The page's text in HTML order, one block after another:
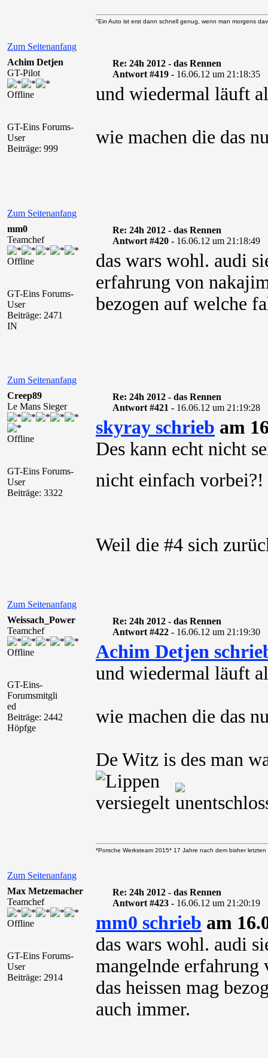
Zum Seitenanfang
"Ein Auto ist erst dann schnell genug, wenn man morgens
Achim Detjen
GT-Pilot
Offline
GT-Eins Forums-
User
Beiträge: 999
Re: 24h 2012 - das Rennen
Antwort #419 - 16.06.12 um 21:18:35
und wiedermal läuft
wie machen die das
Zum Seitenanfang
mm0
Teamchef
Offline
GT-Eins Forums-
User
Beiträge: 2471
IN
Re: 24h 2012 - das Rennen
Antwort #420 - 16.06.12 um 21:18:49
das wars wohl. audi
erfahrung von
bezogen auf welche
Zum Seitenanfang
Creep89
Le Mans Sieger
Offline
GT-Eins Forums-
User
Beiträge: 3322
Re: 24h 2012 - das Rennen
Antwort #421 - 16.06.12 um 21:19:28
skyray schrieb am
Des kann echt nicht
nicht einfach vorbei?!
Weil die #4 sich
Zum Seitenanfang
Weissach_Power
Teamchef
Offline
GT-Eins-
Forumsmitgli
ed
Beiträge: 2442
Höpfge
Re: 24h 2012 - das Rennen
Antwort #422 - 16.06.12 um 21:19:30
Achim Detjen
und wiedermal läuft
wie machen die das
De Witz is des man
Zum Seitenanfang
*Porsche Werksteam 2015* 17 Jahre nach dem bisher
Max Metzemacher
Teamchef
Offline
GT-Eins Forums-
User
Beiträge: 2914
Re: 24h 2012 - das Rennen
Antwort #423 - 16.06.12 um 21:20:19
mm0 schrieb am
das wars wohl. audi
mangelnde erfahrung
das heissen mag
auch immer.